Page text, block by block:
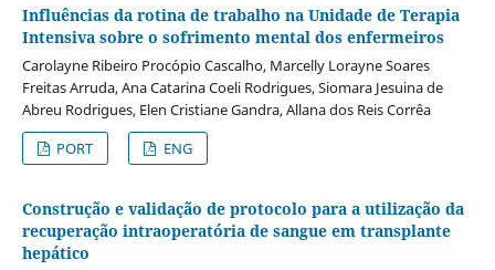
Influências da rotina de trabalho na Unidade de Terapia
Intensiva sobre o sofrimento mental dos enfermeiros
Carolayne Ribeiro Procópio Cascalho, Marcelly Lorayne Soares
Freitas Arruda, Ana Catarina Coeli Rodrigues, Siomara Jesuina de
Abreu Rodrigues, Elen Cristiane Gandra, Allana dos Reis Corrêa
PORT
ENG
Construção e validação de protocolo para a utilização da
recuperação intraoperatória de sangue em transplante
hepático